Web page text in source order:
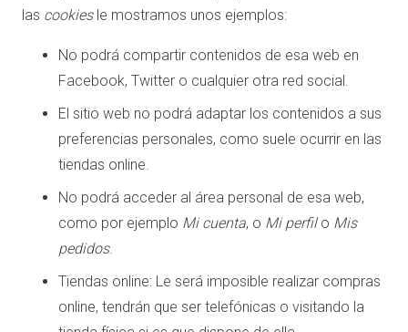
las cookiesle mostramos unos ejemplos:
No podrá compartir contenidos de esa web en
Facebook, Twitter o cualquier otra red social.
El sitio web no podrá adaptar los contenidos a sus
preferencias personales, como suele ocurrir en las
tiendas online.
No podrá acceder al área personal de esa web,
como por ejemplo Mi cuenta, o Mi perfilo Mis
pedidos.
Tiendas online: Le será imposible realizar compras
online, tendrán que ser telefónicas o visitando la